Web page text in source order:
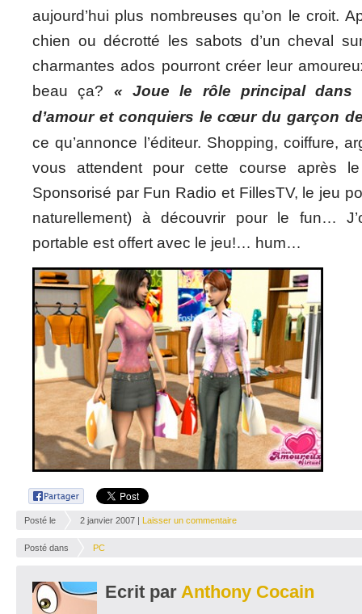
aujourd’hui plus nombreuses qu’on le croit.
chien ou décrotté les sabots d’un cheval
charmantes ados pourront créer leur
beau ça? « Joue le rôle principal dans
d’amour et conquiers le cœur du garçon
ce qu’annonce l’éditeur. Shopping, coiffure,
vous attendent pour cette course après
Sponsorisé par Fun Radio et FillesTV, le jeu
naturellement) à découvrir pour le fun…
portable est offert avec le jeu!… hum…
Posté le 2 janvier 2007 | Laisser un commentaire
Posté dans PC
Ecrit par Anthony Cocain